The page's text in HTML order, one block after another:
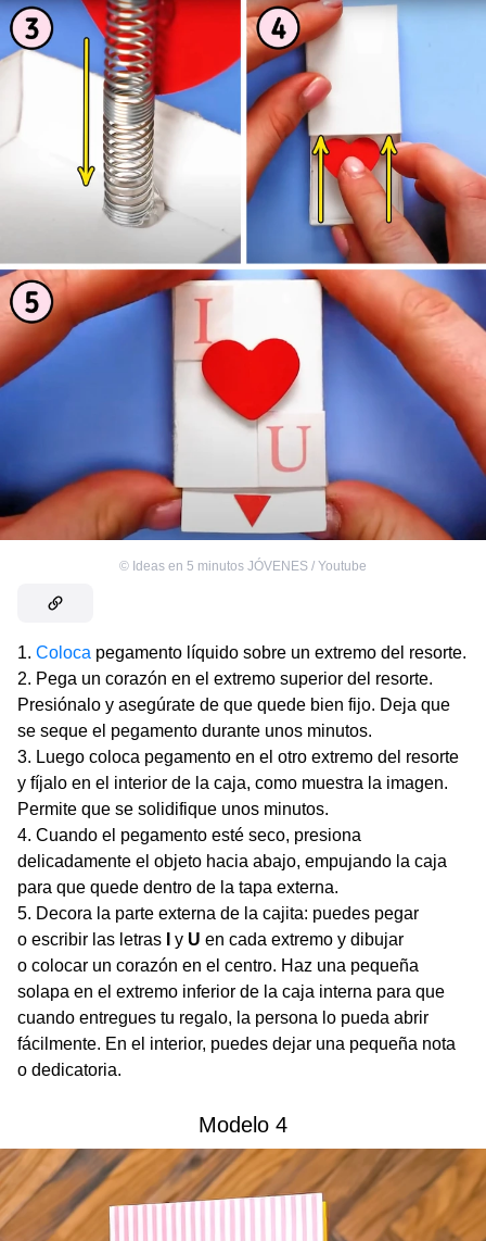
© Ideas en 5 minutos JÓVENES / Youtube
Coloca pegamento líquido sobre un extremo del resorte.
Pega un corazón en el extremo superior del resorte.
Presiónalo y asegúrate de que quede bien fijo. Deja que
se seque el pegamento durante unos minutos.
Luego coloca pegamento en el otro extremo del resorte
y fíjalo en el interior de la caja, como muestra la imagen.
Permite que se solidifique unos minutos.
Cuando el pegamento esté seco, presiona
delicadamente el objeto hacia abajo, empujando la caja
para que quede dentro de la tapa externa.
Decora la parte externa de la cajita: puedes pegar
o escribir las letras
y U en cada extremo y dibujar
o colocar un corazón en el centro. Haz una pequeña
solapa en el extremo inferior de la caja interna para que
cuando entregues tu regalo, la persona lo pueda abrir
fácilmente. En el interior, puedes dejar una pequeña nota
o dedicatoria.
Modelo 4